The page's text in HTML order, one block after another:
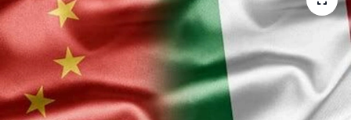
Bilim ve Teknoloji
Çin Fuarları
Gündem